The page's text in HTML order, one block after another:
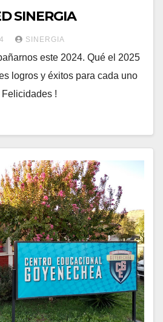
SINERGIA
SINERGIA
este 2024. Qué el 2025
logros y éxitos para cada uno
Felicidades !